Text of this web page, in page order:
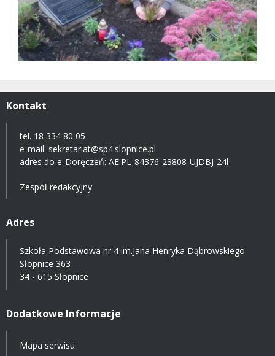
Kontakt
tel. 18 334 80 05
e-mail: sekretariat@sp4.slopnice.pl
adres do e-Doręczeń: AE:PL-84376-23808-UJDBJ-24l
Zespół redakcyjny
Adres
Szkoła Podstawowa nr 4 im.Jana Henryka Dąbrowskiego
Słopnice 363
34 - 615 Słopnice
Dodatkowe Informacje
Mapa serwisu